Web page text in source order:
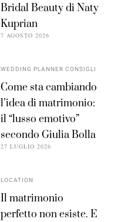
Bridal Beauty di Naty
Kuprian
7 AGOSTO 2026
WEDDING PLANNER CONSIGLI
Come sta cambiando
l’idea di matrimonio:
il “lusso emotivo”
secondo Giulia Bolla
27 LUGLIO 2026
LOCATION
Il matrimonio
perfetto non esiste. E